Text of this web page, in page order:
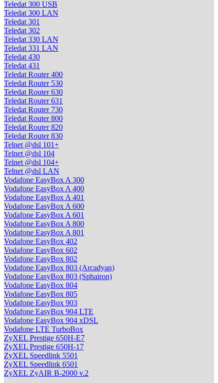
Teledat 300 USB
Teledat 300 LAN
Teledat 301
Teledat 302
Teledat 330 LAN
Teledat 331 LAN
Teledat 430
Teledat 431
Teledat Router 400
Teledat Router 530
Teledat Router 630
Teledat Router 631
Teledat Router 730
Teledat Router 800
Teledat Router 820
Teledat Router 830
Telnet @dsl 101+
Telnet @dsl 104
Telnet @dsl 104+
Telnet @dsl LAN
Vodafone EasyBox A 300
Vodafone EasyBox A 400
Vodafone EasyBox A 401
Vodafone EasyBox A 600
Vodafone EasyBox A 601
Vodafone EasyBox A 800
Vodafone EasyBox A 801
Vodafone EasyBox 402
Vodafone EasyBox 602
Vodafone EasyBox 802
Vodafone EasyBox 803 (Arcadyan)
Vodafone EasyBox 803 (Sphairon)
Vodafone EasyBox 804
Vodafone EasyBox 805
Vodafone EasyBox 903
Vodafone EasyBox 904 LTE
Vodafone EasyBox 904 xDSL
Vodafone LTE TurboBox
ZyXEL Prestige 650H-E7
ZyXEL Prestige 650H-17
ZyXEL Speedlink 5501
ZyXEL Speedlink 6501
ZyXEL ZyAIR B-2000 v.2